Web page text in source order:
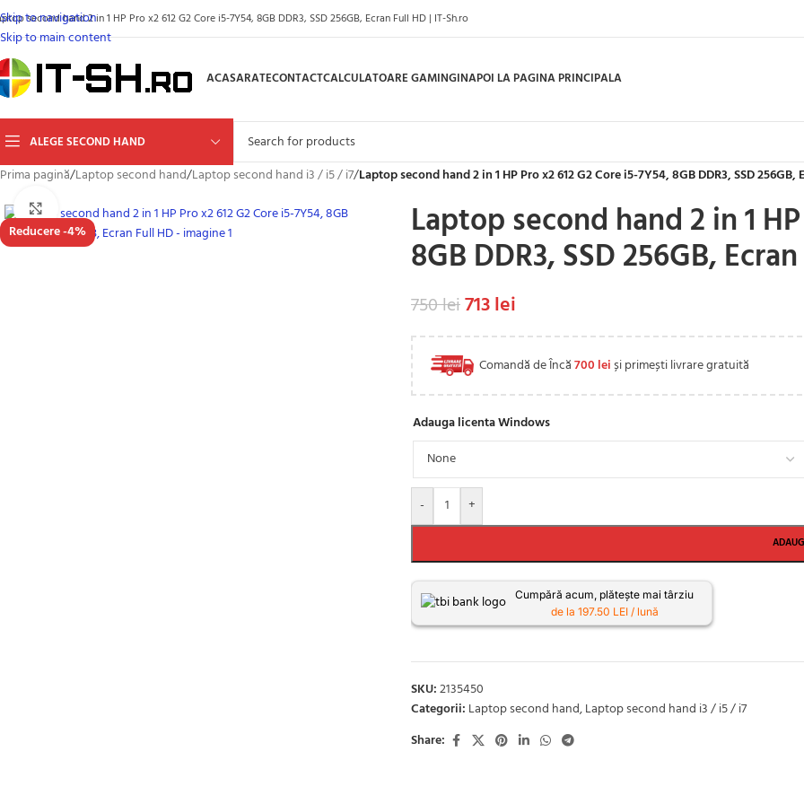
Skip to navigation
Skip to main content
second hand 2 in 1 HP Pro x2 612 G2 Core i5-7Y54, 8GB DDR3, SSD 256GB, Ecran Full HD | IT-Sh.ro
ACASARATECONTACTCALCULATOARE GAMINGINAPOI LA PAGINA PRINCIPALA
ALEGE SECOND HAND
Prima pagină/Laptop second hand/Laptop second hand i3 / i5 / i7/Laptop second hand 2 in 1 HP Pro x2 612 G2 Core i5-7Y54, 8GB DDR3, SSD 256GB,
Reducere -4%
Click to enlarge Laptop second hand 2 in 1
8GB DDR3, SSD 256GB,
750lei713lei
Comandă de Încă700 leiși primești livrare gratuită
Adauga licenta Windows
- +
Cumpără acum, plătește mai târziu
de la 197.50 LEI / lună
SKU:2135450
Categorii: Laptop second hand,Laptop second hand i3 / i5 / i7
Share: